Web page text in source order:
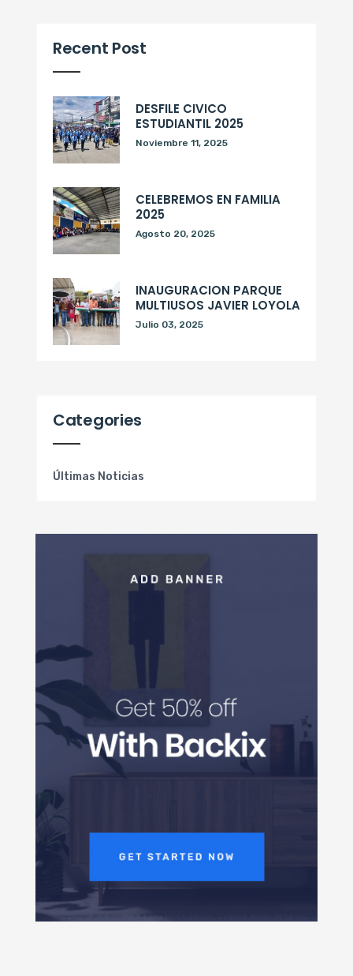
Recent Post
DESFILE CIVICO
ESTUDIANTIL 2025
Noviembre 11, 2025
CELEBREMOS EN FAMILIA
2025
Agosto 20, 2025
INAUGURACION PARQUE
MULTIUSOS JAVIER LOYOLA
Julio 03, 2025
Categories
Últimas Noticias